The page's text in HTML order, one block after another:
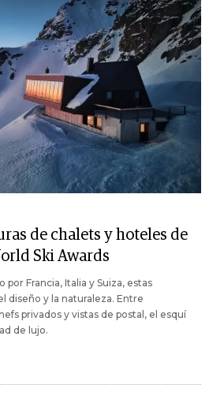
de chalets y hoteles de
Ski Awards
por Francia, Italia y Suiza, estas
diseño y la naturaleza. Entre
privados y vistas de postal, el esquí
de lujo.